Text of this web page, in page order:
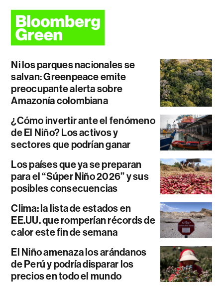
Ni los parques nacionales se
salvan: Greenpeace emite
preocupante alerta sobre
Amazonía colombiana
¿Cómo invertir ante el fenómeno
de El Niño? Los activos y
sectores que podrían ganar
Los países que ya se preparan
para el “Súper Niño 2026” y sus
posibles consecuencias
Clima: la lista de estados en
EE.UU. que romperían récords de
calor este fin de semana
El Niño amenaza los arándanos
de Perú y podría disparar los
precios en todo el mundo